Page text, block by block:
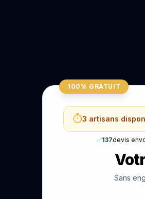
100% GRATUIT
⏱️3 artisans
✅137devis
Sans